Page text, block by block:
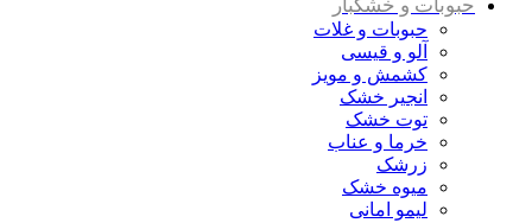
حبوبات و خشکبار
حبوبات و غلات
آلو و قیسی
کشمش و مویز
انجیر خشک
توت خشک
خرما و عناب
زرشک
میوه خشک
لیمو امانی